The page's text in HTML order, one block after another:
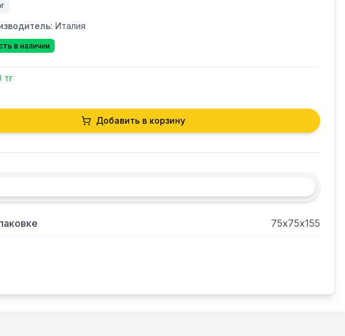
Италия
в наличии
тг
Добавить в корзину
75х75х155